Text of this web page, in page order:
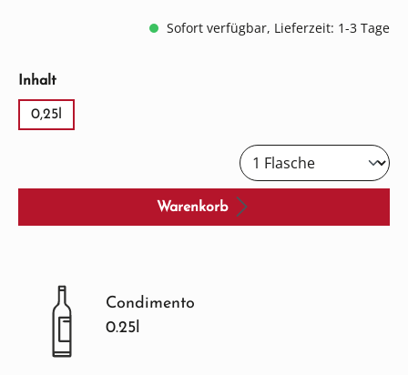
Sofort verfügbar, Lieferzeit: 1-3 Tage
Inhaltauswählen
0,25l
Warenkorb
Condimento
0.25l